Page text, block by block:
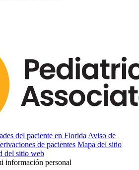
del paciente en Florida Aviso de
de pacientes Mapa del sitio
del sitio web
información personal